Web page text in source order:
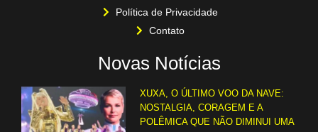
Política de Privacidade
Contato
Novas Notícias
XUXA, O ÚLTIMO VOO DA NAVE:
NOSTALGIA, CORAGEM E A
POLÊMICA QUE NÃO DIMINUI UMA